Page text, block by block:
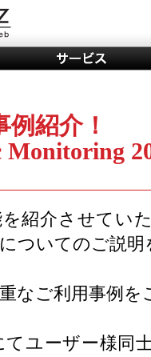
紹介！
Monitoring
紹介させてい
ついてのご説
なご利用事例を
ユーザー様同